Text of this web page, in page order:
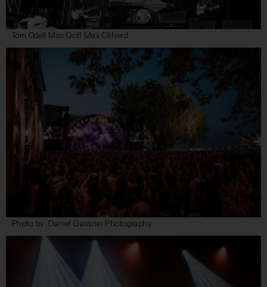
Tom Odell Max Goff Max Clilverd
Photo by: Daniel Gassner Photography